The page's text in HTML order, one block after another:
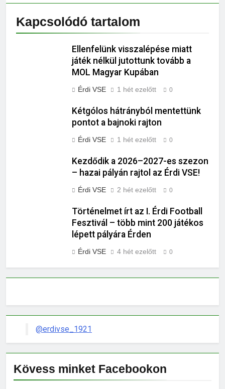
Kapcsolódó tartalom
Ellenfelünk visszalépése miatt
játék nélkül jutottunk tovább a
MOL Magyar Kupában
Érdi VSE 1 hét ezelőtt 0
Kétgólos hátrányból mentettünk
pontot a bajnoki rajton
Érdi VSE 1 hét ezelőtt 0
Kezdődik a 2026–2027-es szezon
– hazai pályán rajtol az Érdi VSE!
Érdi VSE 2 hét ezelőtt 0
Történelmet írt az I. Érdi Football
Fesztivál – több mint 200 játékos
lépett pályára Érden
Érdi VSE 4 hét ezelőtt 0
@erdivse_1921
Kövess minket Facebookon